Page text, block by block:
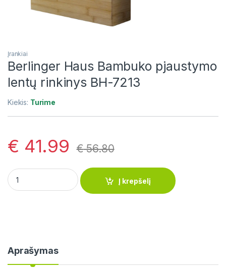
Įrankiai
Berlinger Haus Bambuko pjaustymo
lentų rinkinys BH-7213
Kiekis: Turime
€ 41.99 €56.80
Berlinger Haus Bambuko pjaustymo lentų rinkinys BH-7213
Į krepšelį
Aprašymas